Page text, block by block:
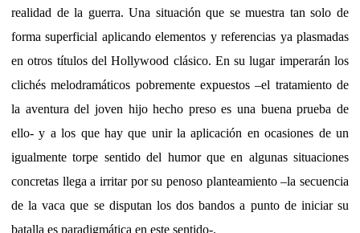
realidad de la guerra. Una situación que se muestra tan solo de
forma superficial aplicando elementos y referencias ya plasmadas
en otros títulos del Hollywood clásico. En su lugar imperarán los
clichés melodramáticos pobremente expuestos –el tratamiento de
la aventura del joven hijo hecho preso es una buena prueba de
ello- y a los que hay que unir la aplicación en ocasiones de un
igualmente torpe sentido del humor que en algunas situaciones
concretas llega a irritar por su penoso planteamiento –la secuencia
de la vaca que se disputan los dos bandos a punto de iniciar su
batalla es paradigmática en este sentido-.